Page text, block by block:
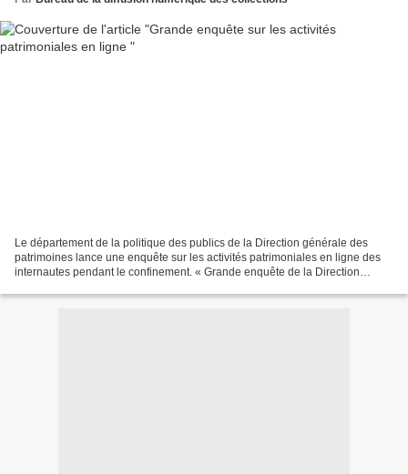
Le département de la politique des publics de la Direction générale des
patrimoines lance une enquête sur les activités patrimoniales en ligne des
internautes pendant le confinement. « Grande enquête de la Direction